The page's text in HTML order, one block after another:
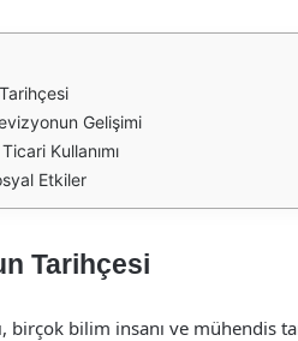
Gelişimi
Kullanımı
Etkiler
Tarihçesi
birçok bilim insanı ve mühendis